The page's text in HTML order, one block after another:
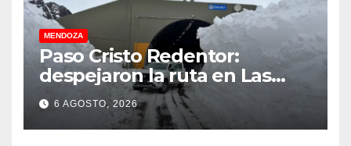
MENDOZA
Paso Cristo Redentor:
despejaron la ruta en Las
Cuevas antes de otro
temporal con unos 1.500
camiones varados
6 AGOSTO, 2026